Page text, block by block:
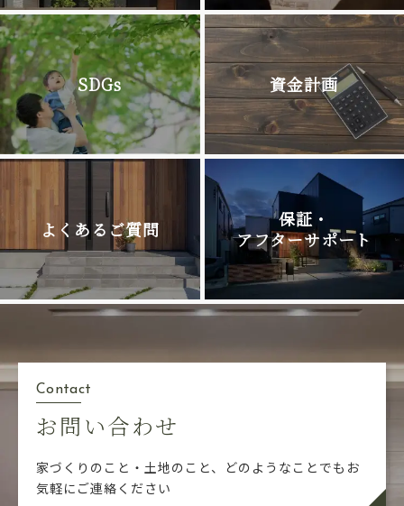
SDGs 資金計画
よくあるご質問
保証・
アフターサポート
Contact
お問い合わせ
家づくりのこと・土地のこと、どのようなことでも お
気軽にご連絡ください